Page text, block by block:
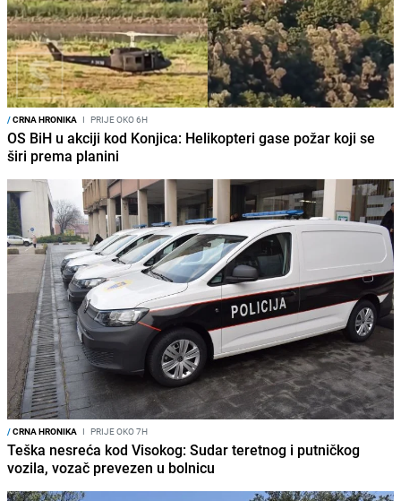
/CRNA HRONIKA I PRIJE OKO 6H
OS BiH u akciji kod Konjica: Helikopteri gase požar koji se
širi prema planini
/CRNA HRONIKA I PRIJE OKO 7H
Teška nesreća kod Visokog: Sudar teretnog i putničkog
vozila, vozač prevezen u bolnicu